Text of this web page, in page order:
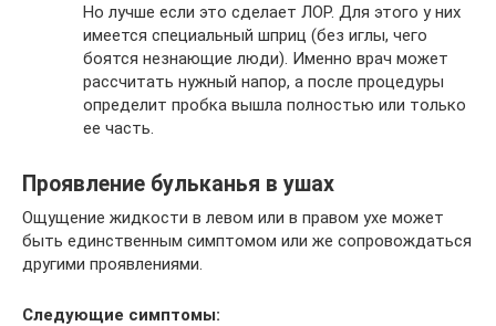
Но лучше если это сделает ЛОР. Для этого у них
имеется специальный шприц (без иглы, чего
боятся незнающие люди). Именно врач может
рассчитать нужный напор, а после процедуры
определит пробка вышла полностью или только
ее часть.
Проявление бульканья в ушах
Ощущение жидкости в левом или в правом ухе может
быть единственным симптомом или же сопровождаться
другими проявлениями.
Следующие симптомы: